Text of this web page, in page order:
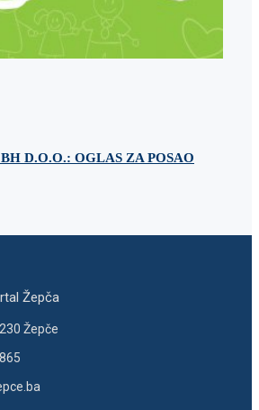
D.O.O.: OGLAS ZA POSAO
Žepča
Žepče